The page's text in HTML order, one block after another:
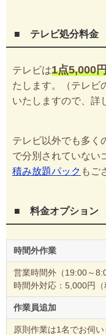
■ テレビ処分料金
テレビは1点5,000
たします。（テレビ
いたしますので、詳
テレビ以外でも多く
で分別されていない
積み放題パック もご
■ 料金オプション
時間外作業
営業時間外（19:00～
時間外対応：5,000円
作業員追加
原則作業は1名でお伺